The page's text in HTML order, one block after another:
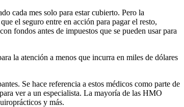
cada mes solo para estar cubierto. Pero la
el seguro entre en acción para pagar el resto,
fondos antes de impuestos que se pueden usar para
la atención a menos que incurra en miles de dólares
Se hace referencia a estos médicos como parte de
ver a un especialista. La mayoría de las HMO
y más.